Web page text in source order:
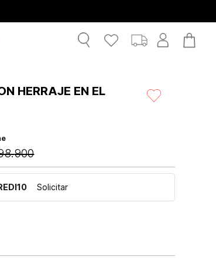
HERRAJE EN EL
.900
Solicitar